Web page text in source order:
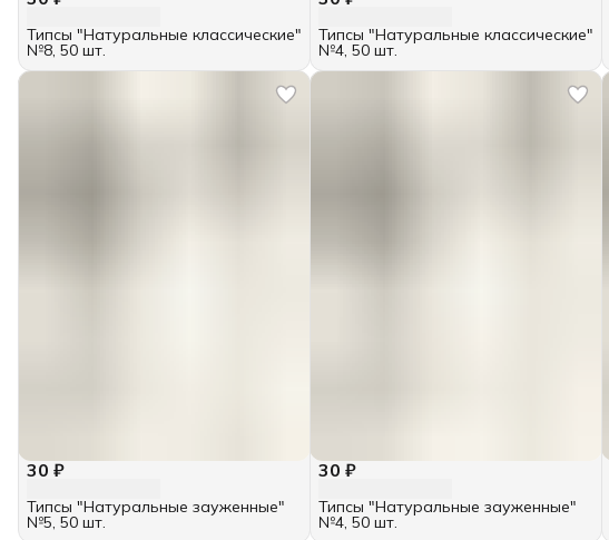
Типсы "Натуральные классические"
№8, 50 шт.
Типсы "Натуральные классические"
№4, 50 шт.
30 ₽
Типсы "Натуральные зауженные"
№5, 50 шт.
30 ₽
Типсы "Натуральные зауженные"
№4, 50 шт.